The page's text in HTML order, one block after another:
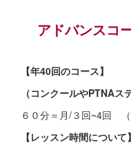
アドバンスコ
【年40回のコース】
（コンクールやPTNAス
６０分＝月/３回~4回
【レッスン時間について】